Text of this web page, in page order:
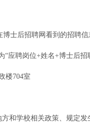
士后招聘网看到的招聘信
“应聘岗位+姓名+博士后招
楼704室
和学校相关政策、规定